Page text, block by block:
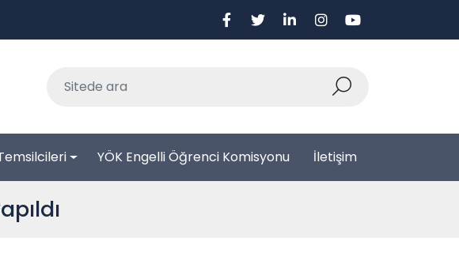
YÖK Engelli Öğrenci Komisyonu İletişim